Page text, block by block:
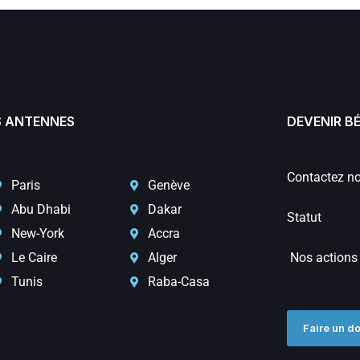
ANTENNES
Paris
Abu Dhabi
New-York
Le Caire
Tunis
Genève
Dakar
Accra
Alger
Raba-Casa
DEVENIR
Contactez
Statut
Nos actions
Faire un